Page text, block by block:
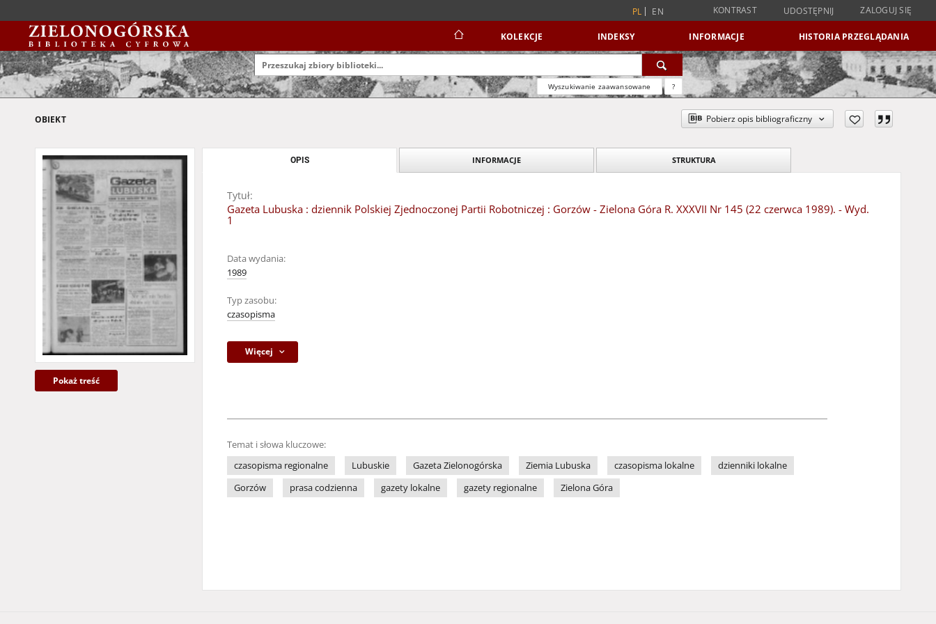
PL EN KONTRAST UDOSTĘPNIJ ZALOGUJ SIĘ
KOLEKCJE INDEKSY INFORMACJE HISTORIA PRZEGLĄDANIA
Wyszukiwanie zaawansowane ?
OBIEKT Pobierz opis bibliograficzny
Pokaż treść
OPIS INFORMACJE STRUKTURA
Tytuł:
Gazeta Lubuska : dziennik Polskiej Zjednoczonej Partii Robotniczej : Gorzów - Zielona Góra R. XXXVII Nr 145 (22 czerwca 1989). - Wyd.
1
Data wydania:
1989
Typ zasobu:
czasopisma
Więcej
Temat i słowa kluczowe:
czasopisma regionalne
Lubuskie Gazeta Zielonogórska Ziemia Lubuska czasopisma lokalne
dzienniki lokalne
Gorzów
prasa codzienna gazety lokalne gazety regionalne Zielona Góra